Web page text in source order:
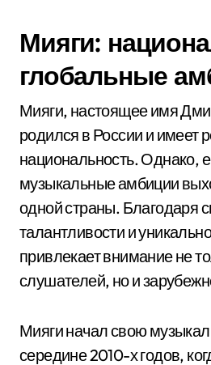
Мияги:
глобальные
Мияги, настоящее имя
родился в России и имеет
национальность. Однако,
музыкальные амбиции
одной страны. Благодаря
талантливости и
привлекает внимание не
слушателей, но и
Мияги начал свою
середине 2010-х годов,